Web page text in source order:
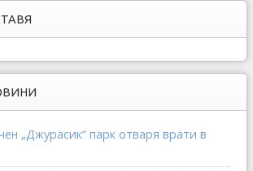
„Джурасик“ парк отваря врати в